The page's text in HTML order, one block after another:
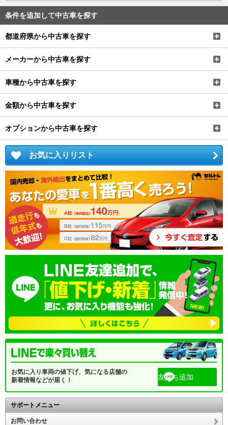
条件を追加して中古車を探す
都道府県から中古車を探す
メーカーから中古車を探す
車種から中古車を探す
金額から中古車を探す
オプションから中古車を探す
お気に入りリスト
お気に入り車両の値下げ、気になる店舗の
新着情報などが届く！
友だち追加
サポートメニュー
お問い合わせ